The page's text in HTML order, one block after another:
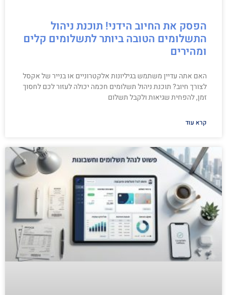
הפסק את החיוב הידני! תוכנת ניהול
התשלומים הטובה ביותר לתשלומים קלים
ומהירים
האם אתה עדיין משתמש בגיליונות אלקטרוניים או בנייר של אקסל
לצורך חיוב? תוכנת ניהול תשלומים חכמה יכולה לעזור לכם לחסוך
זמן, להפחית שגיאות ולקבל תשלום
קרא עוד